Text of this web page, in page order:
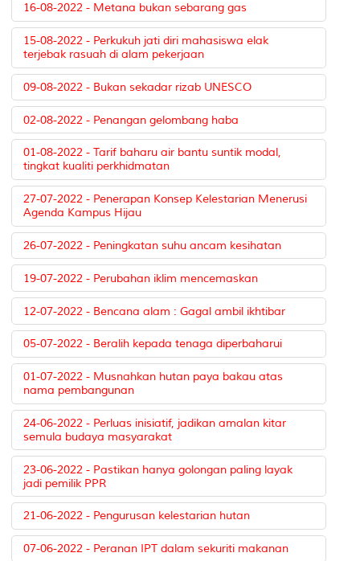
16-08-2022 - Metana bukan sebarang gas
15-08-2022 - Perkukuh jati diri mahasiswa elak
terjebak rasuah di alam pekerjaan
09-08-2022 - Bukan sekadar rizab UNESCO
02-08-2022 - Penangan gelombang haba
01-08-2022 - Tarif baharu air bantu suntik modal,
tingkat kualiti perkhidmatan
27-07-2022 - Penerapan Konsep Kelestarian Menerusi
Agenda Kampus Hijau
26-07-2022 - Peningkatan suhu ancam kesihatan
19-07-2022 - Perubahan iklim mencemaskan
12-07-2022 - Bencana alam : Gagal ambil ikhtibar
05-07-2022 - Beralih kepada tenaga diperbaharui
01-07-2022 - Musnahkan hutan paya bakau atas
nama pembangunan
24-06-2022 - Perluas inisiatif, jadikan amalan kitar
semula budaya masyarakat
23-06-2022 - Pastikan hanya golongan paling layak
jadi pemilik PPR
21-06-2022 - Pengurusan kelestarian hutan
07-06-2022 - Peranan IPT dalam sekuriti makanan